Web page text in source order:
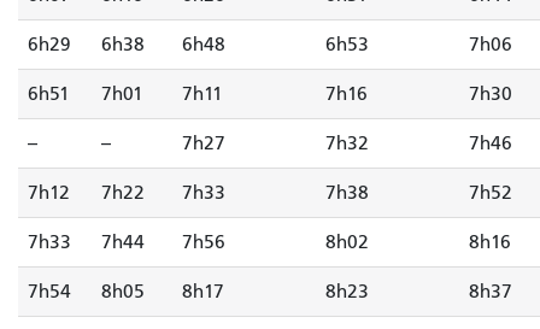
6h29 6h38 6h48 6h53 7h06
6h51 7h01 7h11 7h16 7h30
-- -- 7h27 7h32 7h46
7h12 7h22 7h33 7h38 7h52
7h33 7h44 7h56 8h02 8h16
7h54 8h05 8h17 8h23 8h37